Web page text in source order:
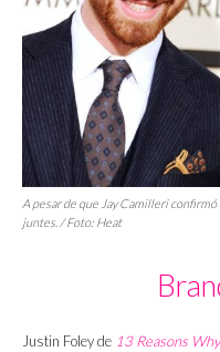
A pesar de que Jay Camilleri
juntes . / Foto: Heat
Justin Foley de 13 Reasons Why